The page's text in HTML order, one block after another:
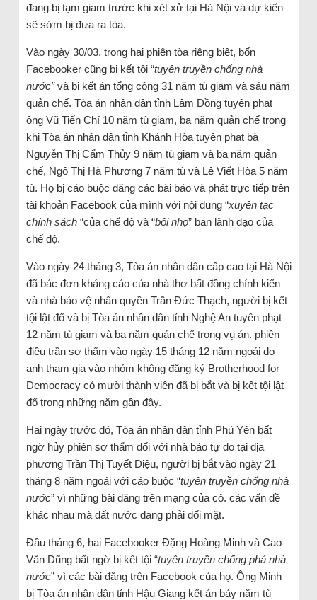
đang bị tạm giam trước khi xét xử tại Hà Nội và dự kiến ​​
sẽ sớm bị đưa ra tòa.
Vào ngày 30/03, trong hai phiên tòa riêng biệt, bốn
Facebooker cũng bị kết tội “tuyên truyền chống nhà
nước”và bị kết án tổng cộng 31 năm tù giam và sáu năm
quản chế. Tòa án nhân dân tỉnh Lâm Đồng tuyên phạt
ông Vũ Tiến Chí 10 năm tù giam, ba năm quản chế trong
khi Tòa án nhân dân tỉnh Khánh Hòa tuyên phạt bà
Nguyễn Thị Cẩm Thủy 9 năm tù giam và ba năm quản
chế, Ngô Thị Hà Phương 7 năm tù và Lê Viết Hòa 5 năm
tù. Họ bị cáo buộc đăng các bài báo và phát trực tiếp trên
tài khoản Facebook của mình với nội dung “xuyên tạc
chính sách“của chế độ và “bôi nhọ” ban lãnh đạo của
chế độ.
Vào ngày 24 tháng 3, Tòa án nhân dân cấp cao tại Hà Nội
đã bác đơn kháng cáo của nhà thơ bất đồng chính kiến ​​
và nhà bảo vệ nhân quyền Trần Đức Thạch, người bị kết
tội lật đổ và bị Tòa án nhân dân tỉnh Nghệ An tuyên phạt
12 năm tù giam và ba năm quản chế trong vụ án. phiên
điều trần sơ thẩm vào ngày 15 tháng 12 năm ngoái do
anh tham gia vào nhóm không đăng ký Brotherhood for
Democracy có mười thành viên đã bị bắt và bị kết tội lật
đổ trong những năm gần đây.
Hai ngày trước đó, Tòa án nhân dân tỉnh Phú Yên bất
ngờ hủy phiên sơ thẩm đối với nhà báo tự do tại địa
phương Trần Thị Tuyết Diệu, người bị bắt vào ngày 21
tháng 8 năm ngoái với cáo buộc “tuyên truyền chống nhà
nước” vì những bài đăng trên mạng của cô. các vấn đề
khác nhau mà đất nước đang phải đối mặt.
Đầu tháng 6, hai Facebooker Đặng Hoàng Minh và Cao
Văn Dũng bất ngờ bị kết tội “tuyên truyền chống phá nhà
nước” vì các bài đăng trên Facebook của họ. Ông Minh
bị Tòa án nhân dân tỉnh Hậu Giang kết án bảy năm tù